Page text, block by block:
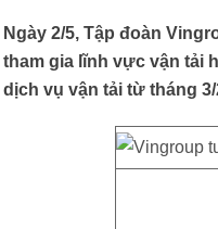
Ngày 2/5, Tập đoàn
tham gia lĩnh vực vận tải
dịch vụ vận tải từ tháng 3/